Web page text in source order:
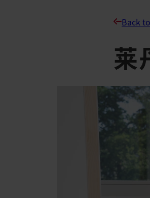
Back
莱